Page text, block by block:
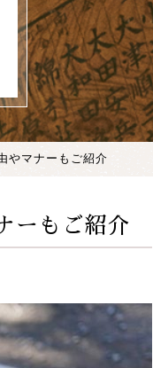
やマナーもご紹介
ーもご紹介